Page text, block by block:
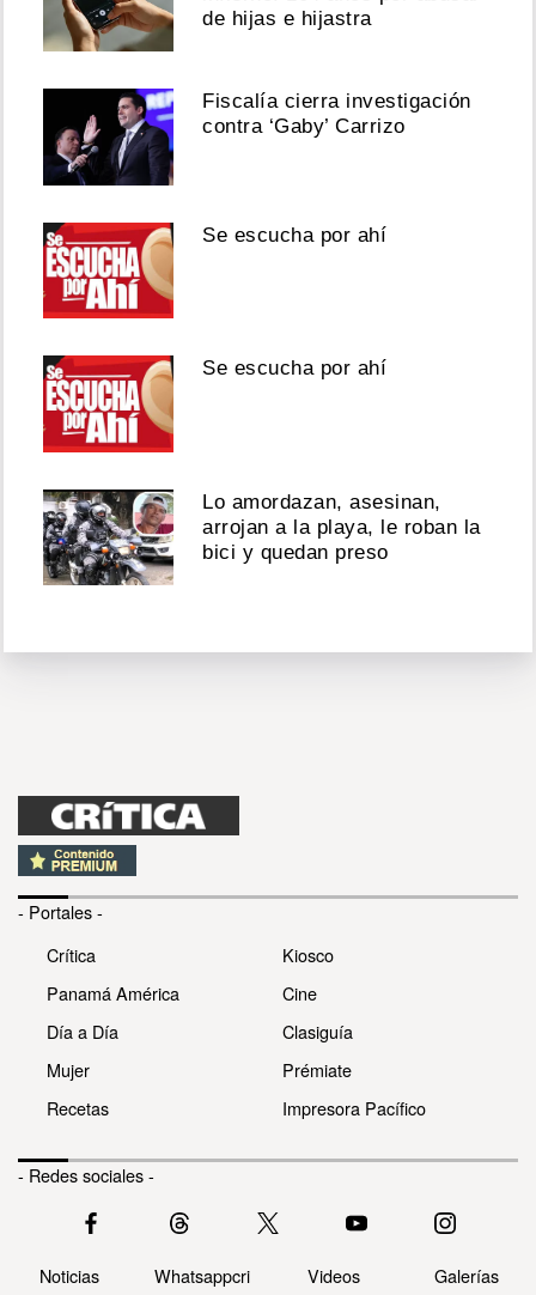
de hijas e hijastra
Fiscalía cierra investigación
contra ‘Gaby’ Carrizo
Se escucha por ahí
Se escucha por ahí
Lo amordazan, asesinan,
arrojan a la playa, le roban la
bici y quedan preso
- Portales -
Crítica
Panamá América
Día a Día
Mujer
Recetas
Kiosco
Cine
Clasiguía
Prémiate
Impresora Pacífico
- Redes sociales -
Noticias Whatsappcri Videos Galerías